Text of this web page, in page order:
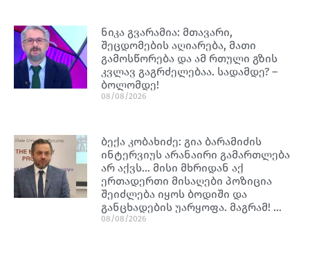
ნიკა გვარამია: მთავარი,
შეცდომების აღიარება, მათი
გამოსწორება და ამ რთული გზის
კვლავ გაგრძელებაა. სადამდე? –
ბოლომდე!
08/08/2026
ბექა კობახიძე: გია ბარამიძის
ინტერვიუს არანაირი გამართლება
არ აქვს… მისი მხრიდან აქ
ერთადერთი მისაღები პოზიცია
შეიძლება იყოს ბოდიში და
განცხადების უარყოფა. მაგრამ! …
08/08/2026